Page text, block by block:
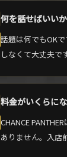
何を話せばいい
話題は何でもOK
しなくて大丈夫で
料金がいくらに
CHANCE
ありません。入店